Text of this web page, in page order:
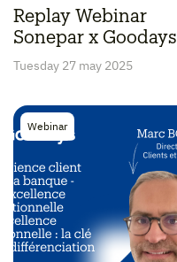
Replay Webinar
Sonepar x Goodays
Tuesday 27 may 2025
Webinar